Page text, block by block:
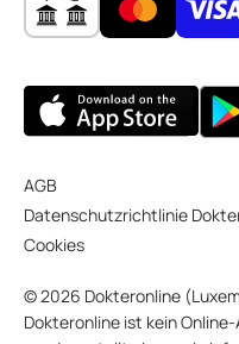
AGB
Datenschutzrichtlinie
Cookies
© 2026 Dokteronline
Dokteronline ist kein